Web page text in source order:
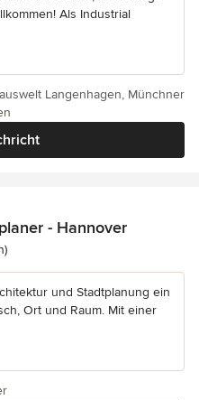
Als Industrial
Langenhagen, Münchner
- Hannover
5 Sternen
und Stadtplanung ein
Ort und Raum. Mit einer